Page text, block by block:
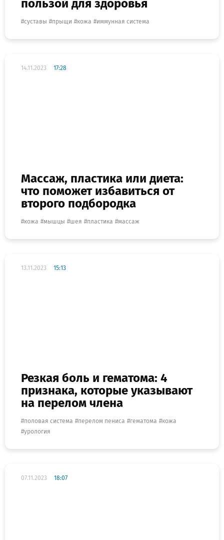
пользой для здоровья
суставы прыщи кожа иммунная система
14.11.2023 17:28
Массаж, пластика или диета:
что поможет избавиться от
второго подбородка
кожа мышцы шея пластика массаж
13.11.2023 15:13
Резкая боль и гематома: 4
признака, которые указывают
на перелом члена
половая система перелом пениса гематома
кожа
урология
07.11.2023 18:07